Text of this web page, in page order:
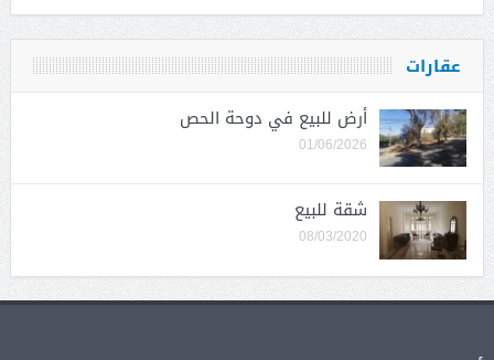
عقارات
أرض للبيع في دوحة الحص
01/06/2026
شقة للبيع
08/03/2020